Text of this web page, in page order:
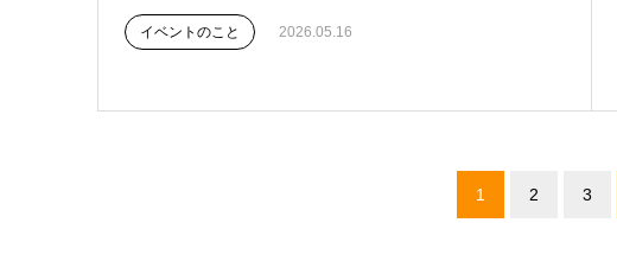
イベントのこと 2026.05.16
1 2 3